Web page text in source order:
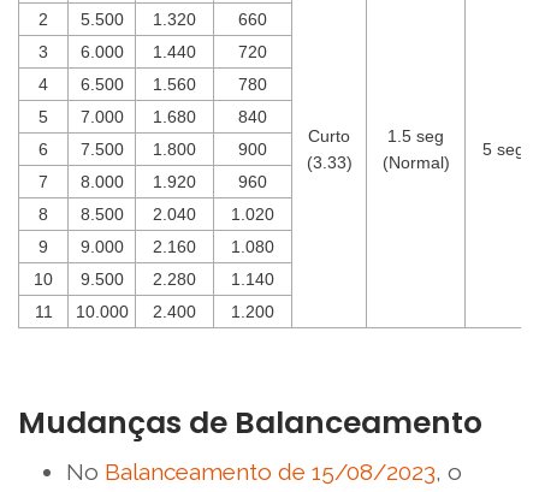
Curto
(3.33)
1.5 seg
(Normal)
5 seg
2 5.500 1.320
660
3
6.000 1.440
720
4
6.500 1.560
780
5
7.000 1.680
840
6
7.500 1.800
900
7
8.000 1.920
960
8
8.500 2.040
1.020
9
9.000 2.160
1.080
10
9.500 2.280
1.140
11
10.000 2.400 1.200
Mudanças de Balanceamento
No Balanceamento de 15/08/2023, o